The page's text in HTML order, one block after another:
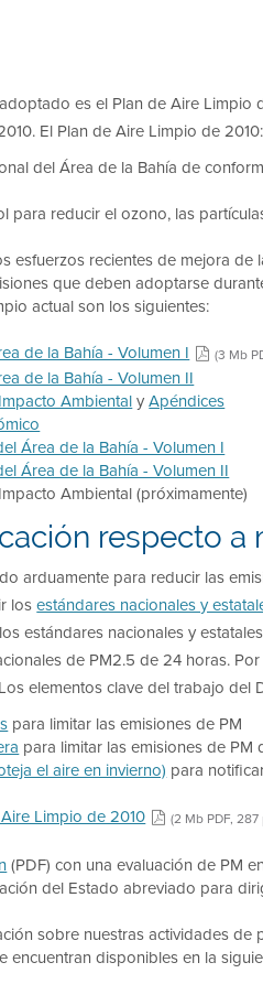
es el Plan de Aire Limpio
El Plan de Aire Limpio de 2010:
del Área de la Bahía de
para reducir el ozono, las
esfuerzos recientes de mejora de
que deben adoptarse
actual son los siguientes:
de la Bahía - Volumen I
(3 Mb
de la Bahía - Volumen II
AmbientalyApéndices
Área de la Bahía - Volumen I
Área de la Bahía - Volumen II
Ambiental (próximamente)
respecto a
arduamente para reducir las
losestándares nacionales y
estándares nacionales y
de PM2.5 de 24 horas.
elementos clave del trabajo del
para limitar las emisiones de PM
para limitar lasemisiones de PM
el aire en invierno) para
Limpio de 2010 (2 Mb PDF,
(PDF) con una evaluación de PM
del Estado abreviado para
sobre nuestras actividades de
encuentran disponibles en la